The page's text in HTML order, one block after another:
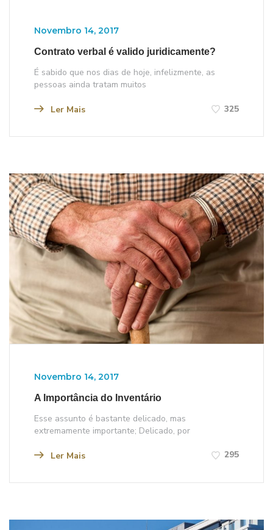
Novembro 14, 2017
Contrato verbal é valido juridicamente?
É sabido que nos dias de hoje, infelizmente, as
pessoas ainda tratam muitos
Ler Mais 325
Novembro 14, 2017
A Importância do Inventário
Esse assunto é bastante delicado, mas
extremamente importante; Delicado, por
Ler Mais 295